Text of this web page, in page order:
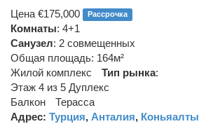
Цена €175,000 Рассрочка
Комнаты: 4+1
Санузел: 2 совмещенных
Общая площадь: 164м²
Жилой комплекс
Тип рынка:
Этаж 4 из 5 Дуплекс
Балкон
Терасса
Адрес: Турция, Анталия, Коньяалты